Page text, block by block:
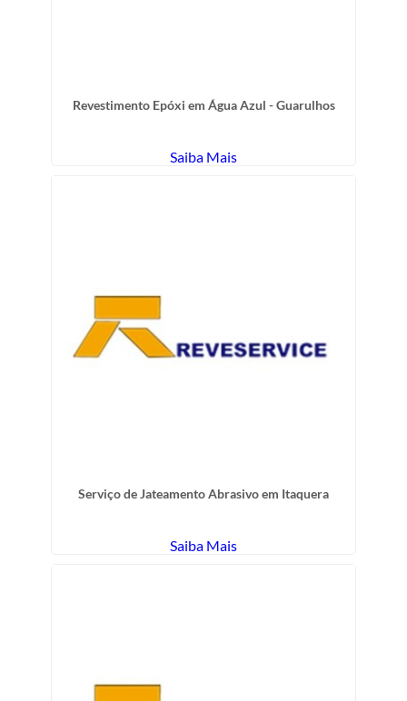
Revestimento Epóxi em Água Azul - Guarulhos
Saiba Mais
Serviço de Jateamento Abrasivo em Itaquera
Saiba Mais